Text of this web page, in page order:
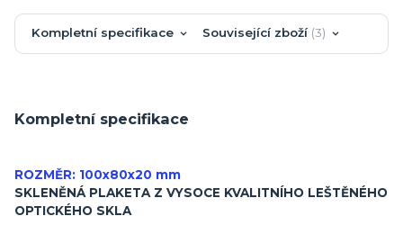
Kompletní specifikace Související zboží 3
Kompletní specifikace
ROZMĚR: 100x80x20 mm
SKLENĚNÁ PLAKETA Z VYSOCE KVALITNÍHO LEŠTĚNÉHO
OPTICKÉHO SKLA